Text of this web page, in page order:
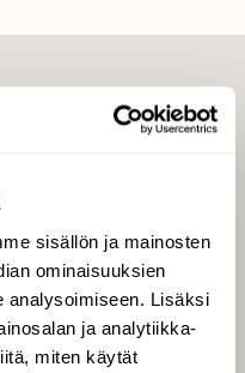
sisällön ja mainosten
ominaisuuksien
analysoimiseen. Lisäksi
ja analytiikka-
miten käytät
digilukuoikeus
parasta juttua
uutiskirje